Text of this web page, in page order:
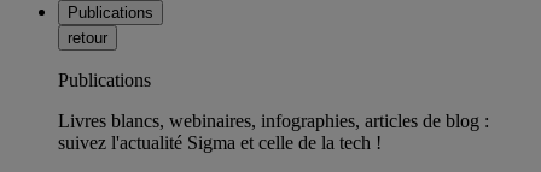
Publications
retour
Publications
Livres blancs, webinaires, infographies, articles de blog :
suivez l'actualité Sigma et celle de la tech !